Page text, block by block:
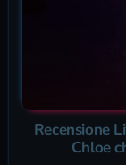
Recensione
Chloe